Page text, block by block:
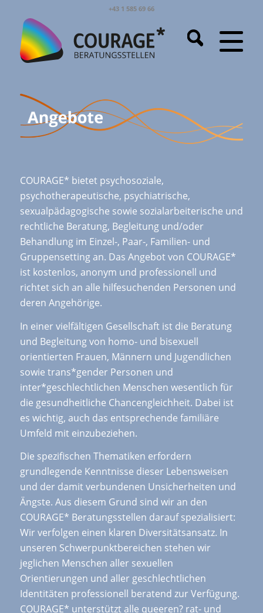
+43 1 585 69 66
COURAGE* bietet psychosoziale,
psychotherapeutische, psychiatrische,
sexualpädagogische sowie sozialarbeiterische und
rechtliche Beratung, Begleitung und/oder
Behandlung im Einzel-, Paar-, Familien- und
Gruppensetting an. Das Angebot von COURAGE*
ist kostenlos, anonym und professionell und
richtet sich an alle hilfesuchenden Personen und
deren Angehörige.
In einer vielfältigen Gesellschaft ist die Beratung
und Begleitung von homo- und bisexuell
orientierten Frauen, Männern und Jugendlichen
sowie trans*gender Personen und
inter*geschlechtlichen Menschen wesentlich für
die gesundheitliche Chancengleichheit. Dabei ist
es wichtig, auch das entsprechende familiäre
Umfeld mit einzubeziehen.
Die spezifischen Thematiken erfordern
grundlegende Kenntnisse dieser Lebensweisen
und der damit verbundenen Unsicherheiten und
Ängste. Aus diesem Grund sind wir an den
COURAGE* Beratungsstellen darauf spezialisiert:
Wir verfolgen einen klaren Diversitätsansatz. In
unseren Schwerpunktbereichen stehen wir
jeglichen Menschen aller sexuellen
Orientierungen und aller geschlechtlichen
Identitäten professionell beratend zur Verfügung.
COURAGE* unterstützt alle queeren? rat- und